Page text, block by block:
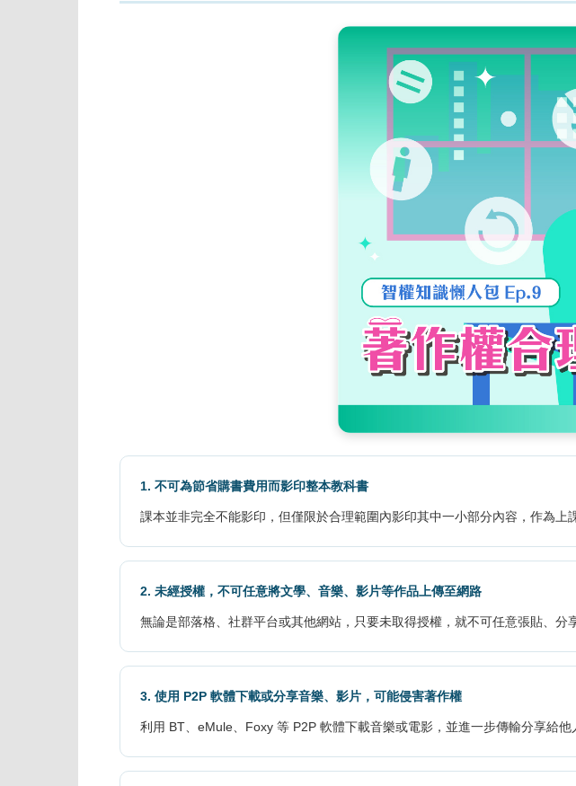
1. 不可為節省購書費用而影印整本教科書
課本並非完全不能影印，但僅限於合理範圍內影印其中一小部分內容，作為
2. 未經授權，不可任意將文學、音樂、影片等作品上傳至網路
無論是部落格、社群平台或其他網站，只要未取得授權，就不可任意張貼、分
3. 使用 P2P 軟體下載或分享音樂、影片，可能侵害著作權
利用 BT、eMule、Foxy 等 P2P 軟體下載音樂或電影，並進一步傳輸分享給他